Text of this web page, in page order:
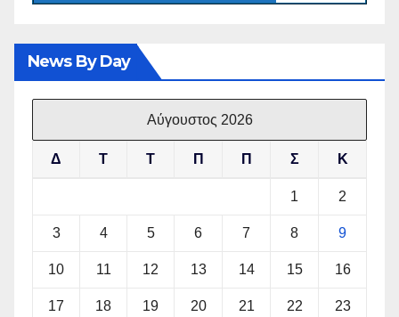
News By Day
Αύγουστος 2026
Δ Τ Τ Π Π Σ Κ
1 2
3 4 5 6 7 8 9
10 11 12 13 14 15 16
17 18 19 20 21 22 23